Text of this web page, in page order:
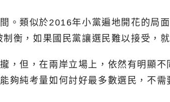
。類似於2016年小黨遍地開花的局
衡，如果國民黨讓選民難以接受，
，但，在兩岸立場上，依然有明顯
夠純考量如何討好最多數選民，不